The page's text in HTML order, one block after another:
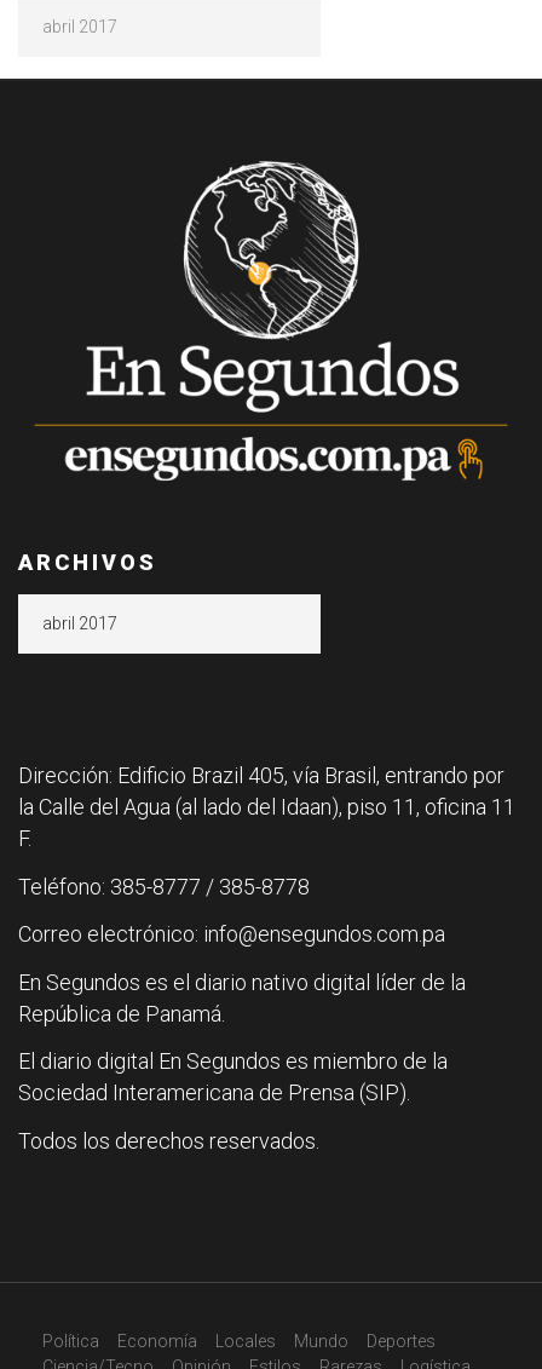
ARCHIVOS
Dirección: Edificio Brazil 405, vía Brasil, entrando por
la Calle del Agua (al lado del Idaan), piso 11, oficina 11
F.
Teléfono: 385-8777 / 385-8778
Correo electrónico: info@ensegundos.com.pa
En Segundos es el diario nativo digital líder de la
República de Panamá.
El diario digital En Segundos es miembro de la
Sociedad Interamericana de Prensa (SIP).
Todos los derechos reservados.
Política Economía Locales Mundo
Deportes